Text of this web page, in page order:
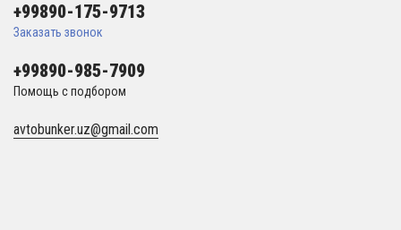
+99890-175-9713
Заказать звонок
+99890-985-7909
Помощь с подбором
avtobunker.uz@gmail.com